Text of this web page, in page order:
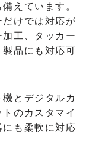
えています。
けでは対応が
工、タッカー
品にも対応可
とデジタルカ
のカスタマイ
も柔軟に対応